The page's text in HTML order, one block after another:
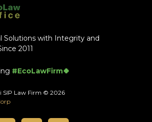
Solutions with Integrity and
2011
#EcoLawFirm🍀
SIP Law Firm © 2026